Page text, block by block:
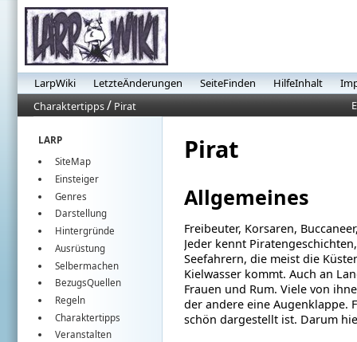
LarpWiki LetzteÄnderungen SeiteFinden HilfeInhalt
Charaktertipps/ Pirat
LARP
SiteMap
Einsteiger
Genres
Darstellung
Hintergründe
Ausrüstung
Selbermachen
BezugsQuellen
Regeln
Charaktertipps
Veranstalten
Pirat
Allgemeines
Freibeuter, Korsaren,
Jeder kennt
Seefahrern, die meist die
Kielwasser kommt. Auch an
Frauen und Rum. Viele von
der andere eine Augenklappe.
schön dargestellt ist. Darum